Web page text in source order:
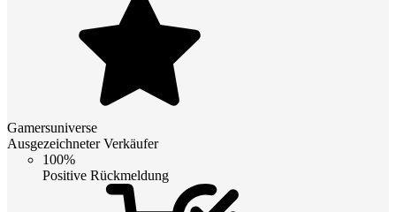
Gamersuniverse
Ausgezeichneter Verkäufer
100%
Positive Rückmeldung